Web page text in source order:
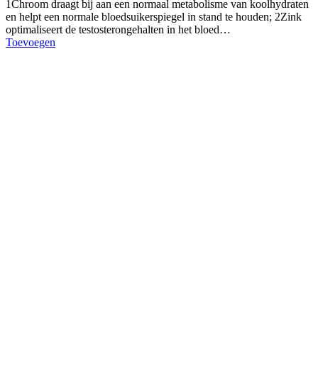
1Chroom draagt bij aan een normaal metabolisme van koolhydraten
en helpt een normale bloedsuikerspiegel in stand te houden; 2Zink
optimaliseert de testosterongehalten in het bloed…
Toevoegen